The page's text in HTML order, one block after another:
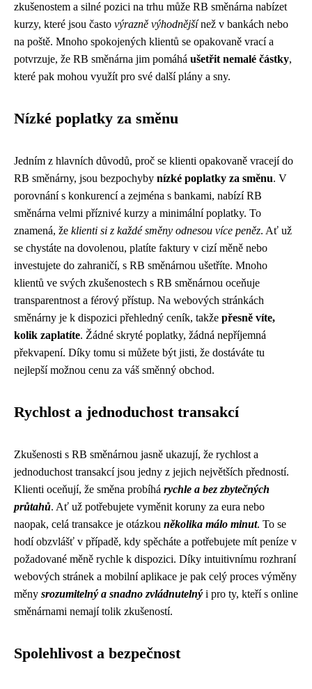
zkušenostem a silné pozici na trhu může RB směnárna nabízet
kurzy, které jsou často výrazně výhodnějšínež v bankách nebo
na poště. Mnoho spokojených klientů se opakovaně vrací a
potvrzuje, že RB směnárna jim pomáhá ušetřit nemalé částky,
které pak mohou využít pro své další plány a sny.
Nízké poplatky za směnu
Jedním z hlavních důvodů, proč se klienti opakovaně vracejí do
RB směnárny, jsou bezpochyby nízké poplatky za směnu. V
porovnání s konkurencí a zejména s bankami, nabízí RB
směnárna velmi příznivé kurzy a minimální poplatky. To
znamená, že klienti si z každé směny odnesou více peněz. Ať už
se chystáte na dovolenou, platíte faktury v cizí měně nebo
investujete do zahraničí, s RB směnárnou ušetříte. Mnoho
klientů ve svých zkušenostech s RB směnárnou oceňuje
transparentnost a férový přístup. Na webových stránkách
směnárny je k dispozici přehledný ceník, takže přesně víte,
kolik zaplatíte. Žádné skryté poplatky, žádná nepříjemná
překvapení. Díky tomu si můžete být jisti, že dostáváte tu
nejlepší možnou cenu za váš směnný obchod.
Rychlost a jednoduchost transakcí
Zkušenosti s RB směnárnou jasně ukazují, že rychlost a
jednoduchost transakcí jsou jedny z jejich největších předností.
Klienti oceňují, že směna probíhá rychle a bez zbytečných
průtahů. Ať už potřebujete vyměnit koruny za eura nebo
naopak, celá transakce je otázkou několika málo minut. To se
hodí obzvlášť v případě, kdy spěcháte a potřebujete mít peníze v
požadované měně rychle k dispozici. Díky intuitivnímu rozhraní
webových stránek a mobilní aplikace je pak celý proces výměny
měny srozumitelný a snadno zvládnutelný i pro ty, kteří s online
směnárnami nemají tolik zkušeností.
Spolehlivost a bezpečnost